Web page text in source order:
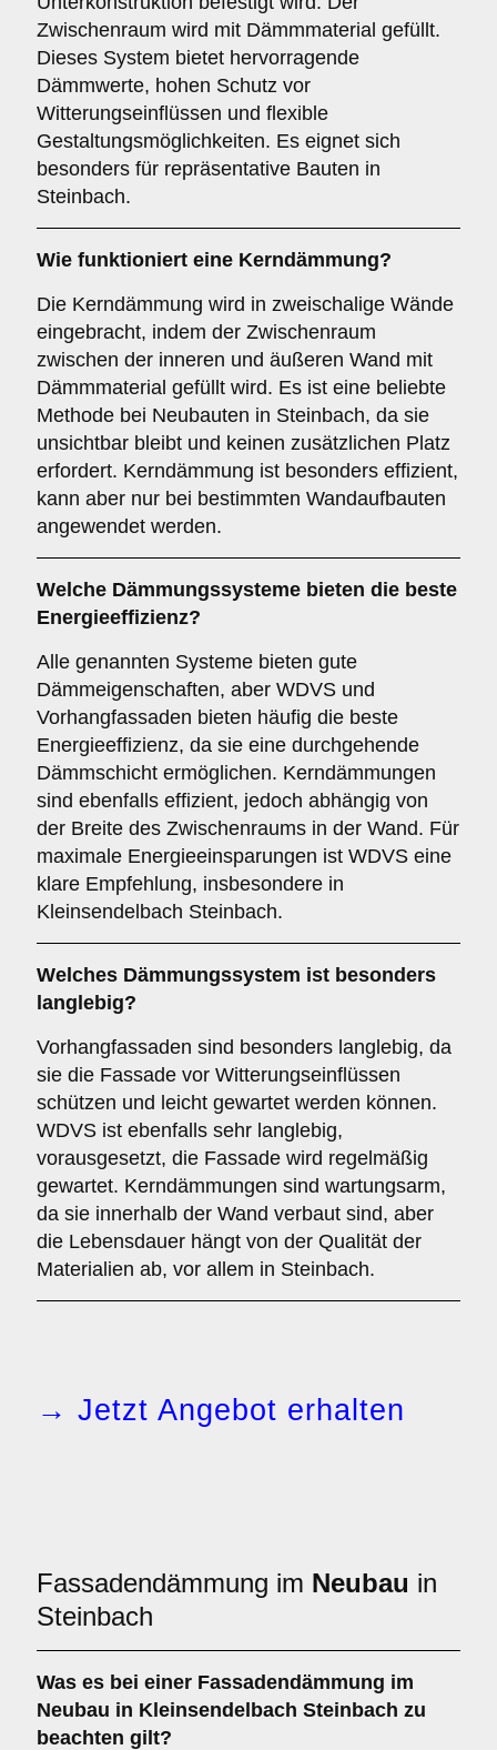
Zwischenraum wird mit Dämmmaterial gefüllt.
Dieses System bietet hervorragende
Dämmwerte, hohen Schutz vor
Witterungseinflüssen und flexible
Gestaltungsmöglichkeiten. Es eignet sich
besonders für repräsentative Bauten in
Steinbach.
Wie funktioniert eine Kerndämmung?
Die Kerndämmung wird in zweischalige Wände
eingebracht, indem der Zwischenraum
zwischen der inneren und äußeren Wand mit
Dämmmaterial gefüllt wird. Es ist eine beliebte
Methode bei Neubauten in Steinbach, da sie
unsichtbar bleibt und keinen zusätzlichen Platz
erfordert. Kerndämmung ist besonders effizient,
kann aber nur bei bestimmten Wandaufbauten
angewendet werden.
Welche Dämmungssysteme bieten die beste
Energieeffizienz?
Alle genannten Systeme bieten gute
Dämmeigenschaften, aber WDVS und
Vorhangfassaden bieten häufig die beste
Energieeffizienz, da sie eine durchgehende
Dämmschicht ermöglichen. Kerndämmungen
sind ebenfalls effizient, jedoch abhängig von
der Breite des Zwischenraums in der Wand. Für
maximale Energieeinsparungen ist WDVS eine
klare Empfehlung, insbesondere in
Kleinsendelbach Steinbach.
Welches Dämmungssystem ist besonders
langlebig?
Vorhangfassaden sind besonders langlebig, da
sie die Fassade vor Witterungseinflüssen
schützen und leicht gewartet werden können.
WDVS ist ebenfalls sehr langlebig,
vorausgesetzt, die Fassade wird regelmäßig
gewartet. Kerndämmungen sind wartungsarm,
da sie innerhalb der Wand verbaut sind, aber
die Lebensdauer hängt von der Qualität der
Materialien ab, vor allem in Steinbach.
→ Jetzt Angebot erhalten
Fassadendämmung im Neubau in
Steinbach
Was es bei einer Fassadendämmung im
Neubau in Kleinsendelbach Steinbach zu
beachten gilt?